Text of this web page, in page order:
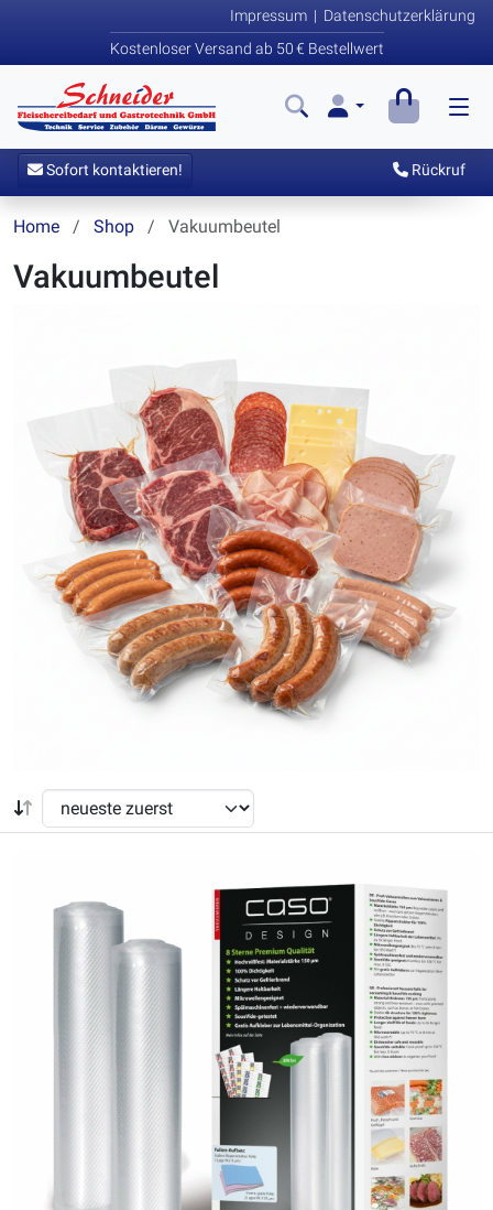
Kostenloser Versand ab 50 € Bestellwert
Impressum | Datenschutzerklärung
Sofort kontaktieren! Rückruf
Home Shop Vakuumbeutel
Vakuumbeutel